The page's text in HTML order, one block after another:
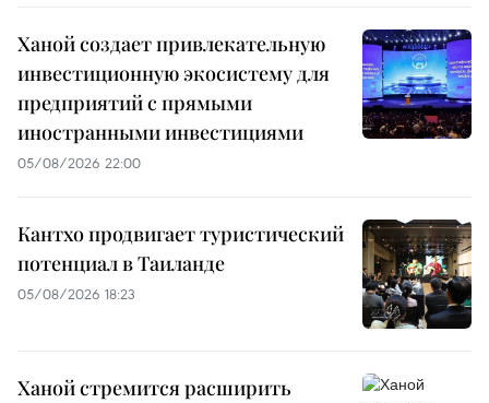
Ханой создает привлекательную
инвестиционную экосистему для
предприятий с прямыми
иностранными инвестициями
05/08/2026 22:00
Кантхо продвигает туристический
потенциал в Таиланде
05/08/2026 18:23
Ханой стремится расширить